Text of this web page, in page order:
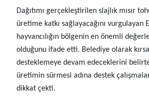
Dağıtımı gerçekleştirilen slajlık mısır
üretime katkı sağlayacağını vurgulayan
hayvancılığın bölgenin en önemli
olduğunu ifade etti. Belediye olarak
desteklemeye devam edeceklerini
üretimin sürmesi adına destek
dikkat çekti.